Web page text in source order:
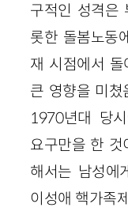
구적인 성격은
롯한 돌봄노동
재 시점에서 돌
큰 영향을 미쳤
1970년대 당
요구만을 한 것
해서는 남성에
이성애 핵가족